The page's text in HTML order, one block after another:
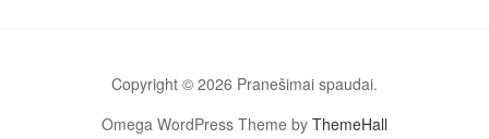
Copyright © 2026 Pranešimai spaudai.
Omega WordPress Theme by ThemeHall